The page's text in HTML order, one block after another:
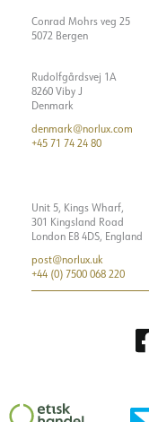
Conrad Mohrs veg 25
5072 Bergen
Rudolfgårdsvej 1A
8260 Viby J
Denmark
denmark@norlux.com
+45 71 74 24 80
Unit 5, Kings Wharf,
301 Kingsland Road
London E8 4DS, England
post@norlux.uk
+44 (0) 7500 068 220